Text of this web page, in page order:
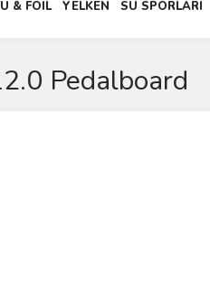
& FOIL YELKEN SU SPORLARI
Pedalboard